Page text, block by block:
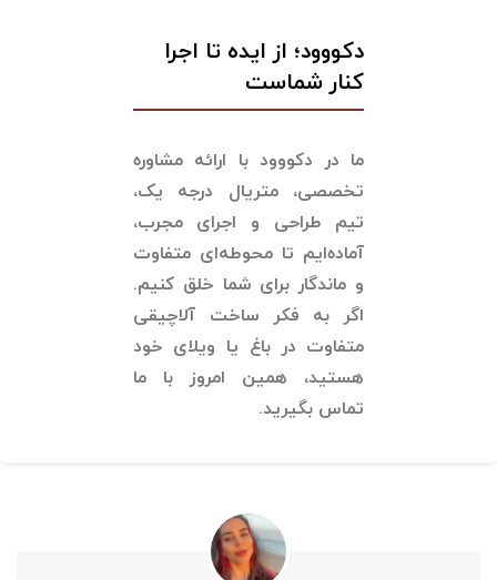
دکووود؛ از ایده تا اجرا
کنار شماست
ما در دکووود با ارائه مشاوره
تخصصی، متریال درجه یک،
تیم طراحی و اجرای مجرب،
آماده‌ایم تا محوطه‌ای متفاوت
و ماندگار برای شما خلق کنیم.
اگر به فکر ساخت آلاچیقی
متفاوت در باغ یا ویلای خود
هستید، همین امروز با ما
تماس بگیرید.